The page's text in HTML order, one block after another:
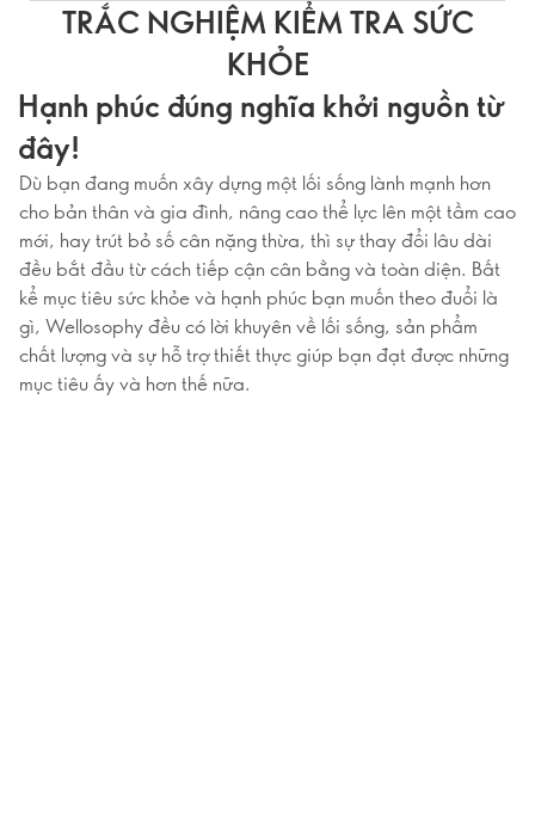
TRẮC NGHIỆM KIỂM TRA SỨC
KHỎE
Hạnh phúc đúng nghĩa khởi nguồn từ
đây!
Dù bạn đang muốn xây dựng một lối sống lành mạnh hơn
cho bản thân và gia đình, nâng cao thể lực lên một tầm cao
mới, hay trút bỏ số cân nặng thừa, thì sự thay đổi lâu dài
đều bắt đầu từ cách tiếp cận cân bằng và toàn diện. Bất
kể mục tiêu sức khỏe và hạnh phúc bạn muốn theo đuổi là
gì, Wellosophy đều có lời khuyên về lối sống, sản phẩm
chất lượng và sự hỗ trợ thiết thực giúp bạn đạt được những
mục tiêu ấy và hơn thế nữa.